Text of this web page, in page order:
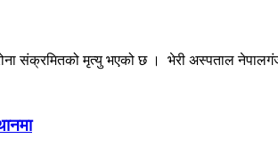
संक्रमितको मृत्यु भएको छ । भेरी अस्पताल